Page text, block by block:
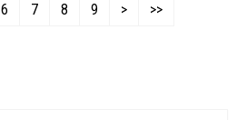
6 7 8 9 > >>